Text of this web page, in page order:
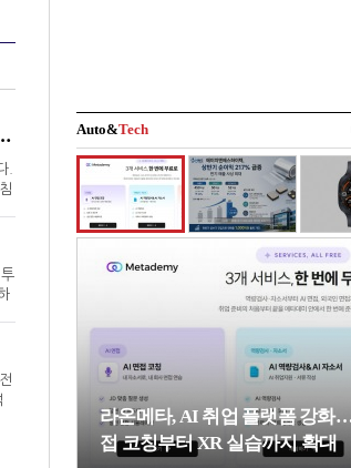
균형 잡힌 수익구조 주효” [금융사 2026 상반기 실적]
.
Auto&Tech
라온메타, AI 취업 플랫폼 강화
접 코칭부터 XR 실습까지 확대